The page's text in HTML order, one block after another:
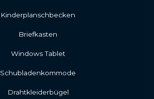
Kinderplanschbecken
Briefkasten
Windows Tablet
Schubladenkommode
Drahtkleiderbügel